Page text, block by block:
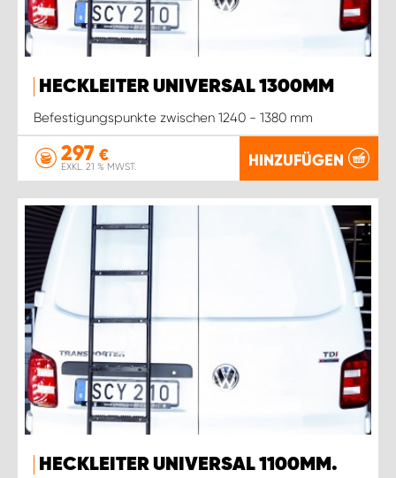
HECKLEITER UNIVERSAL 1300MM
Befestigungspunkte zwischen 1240 - 1380 mm
297 €
EXKL. 21 % MWST. HINZUFÜGEN
HECKLEITER UNIVERSAL 1100MM.